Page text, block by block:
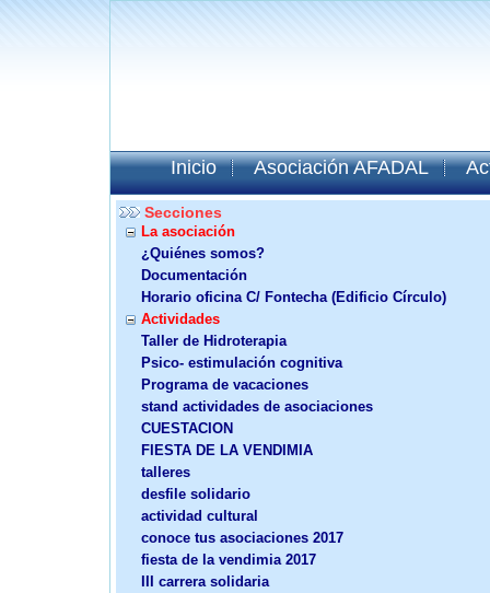
Inicio Asociación AFADAL
Secciones
La asociación
¿Quiénes somos?
Documentación
Horario oficina C/ Fontecha (Edificio Círculo)
Actividades
Taller de Hidroterapia
Psico- estimulación cognitiva
Programa de vacaciones
stand actividades de asociaciones
CUESTACION
FIESTA DE LA VENDIMIA
talleres
desfile solidario
actividad cultural
conoce tus asociaciones 2017
fiesta de la vendimia 2017
III carrera solidaria